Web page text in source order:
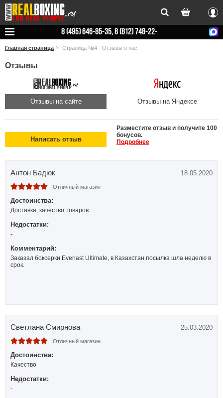
Вход
8 (495) 646-85-35, 8 (812) 748-22-
Главная страница Страница №4 - Отзывы о нас
Отзывы
Отзывы на сайте Отзывы на Яндексе
Написать отзыв
Разместите отзыв и получите 100
бонусов.
Подробнее
Антон Бадюк 18.05.2020
Отличный магазин
Достоинства:
Доставка, качество товаров
Недостатки:
-
Комментарий:
Заказал боксерки Everlast Ultimate, в Казахстан посылка шла неделю в
срок.
Светлана Смирнова 25.03.2020
Отличный магазин
Достоинства:
Качество
Недостатки:
-